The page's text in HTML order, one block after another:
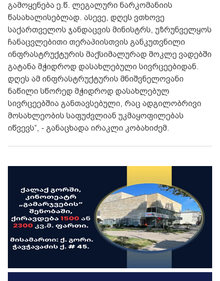
გამოყენება ე.წ. ლეგალური ნარკომანიის
წასახალისებლად. ასევე, დღეს ვთხოვე
საქართველოს ჯანდაცვის მინისტრს, უზრუნველყოს
ჩანაცვლებითი თერაპიისთვის განკუთვნილი
ინფრასტრუქტურის მაქსიმალურად მოკლე ვადებში
გატანა მჭიდროდ დასახლებული სივრცეებიდან.
დღეს ამ ინფრასტრუქტურის მნიშვნელოვანი
ნაწილი სწორედ მჭიდროდ დასახლებულ
სივრცეებშია განთავსებული, რაც ადგილობრივი
მოსახლეობის საფუძვლიან უკმაყოფილებას
იწვევს“, - განაცხადა ირაკლი კობახიძემ.